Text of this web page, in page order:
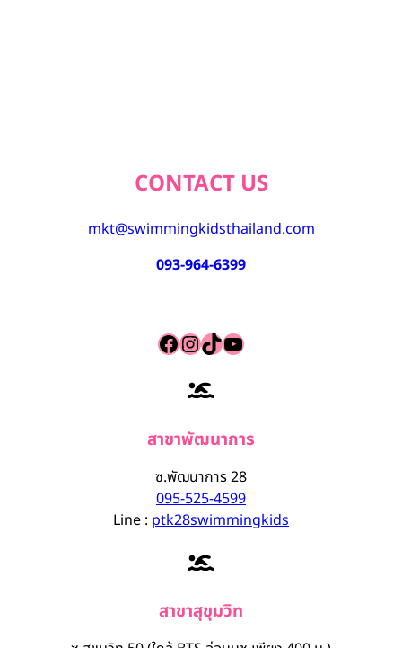
CONTACT US
mkt@swimmingkidsthailand.com
093-964-6399
Facebook
Instagram
TikTok
YouTube
สาขาพัฒนาการ
ซ.พัฒนาการ 28
095-525-4599
Line : ptk28swimmingkids
สาขาสุขุมวิท